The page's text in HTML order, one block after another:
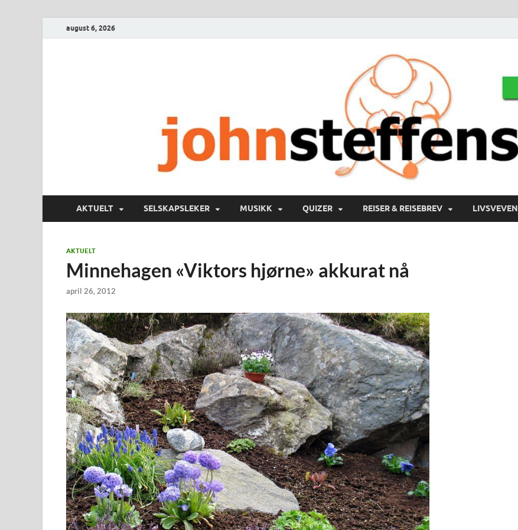
august 6, 2026
AKTUELT SELSKAPSLEKER MUSIKK QUIZER REISER & REISEBREV LIVSVEVEN
AKTUELT
Minnehagen «Viktors hjørne» akkurat nå
april 26, 2012